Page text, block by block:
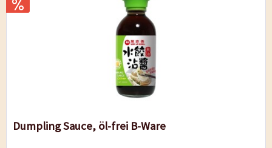
Dumpling Sauce, öl-frei B-Ware